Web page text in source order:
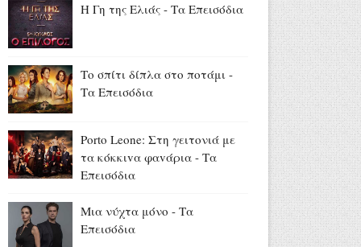
Αύγουστος 07, 2026
Χρήστο Ανθόπουλο: Η
περιπέτεια ξεκινά στο νέο
Αύγουστος 07, 2026
Mike: Τροχαίο για τον ράπερ -
για κάποιο χρονικό διάστημα»
Αύγουστος 07, 2026
Η Γη της Ελιάς - Τα Επεισόδια
Το σπίτι δίπλα στο ποτάμι -
Τα Επεισόδια
Porto Leone: Στη γειτονιά με
τα κόκκιvα φαvάρια - Τα
Επεισόδια
Μια νύχτα μόνο - Τα
Επεισόδια